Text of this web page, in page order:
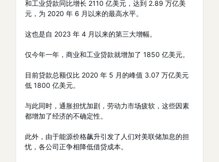
和工业贷款同比增长 2110 亿美元，达到 2.89 万亿美
元，为 2020 年 6 月以来的最高水平。
这也是自 2023 年 4 月以来的第三大增幅。
仅今年一年，商业和工业贷款就增加了 1850 亿美元。
目前贷款总额仅比 2020 年 5 月的峰值 3.07 万亿美元
低 1800 亿美元。
与此同时，通胀担忧加剧，劳动力市场疲软，这些因素
都增加了经济的不确定性。
此外，由于能源价格飙升引发了人们对美联储加息的担
忧，各公司正争相降低借贷成本。